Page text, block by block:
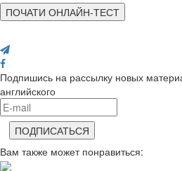
ПОЧАТИ ОНЛАЙН-ТЕСТ
Подпишись на рассылку новых
английского
Вам также может понравиться: